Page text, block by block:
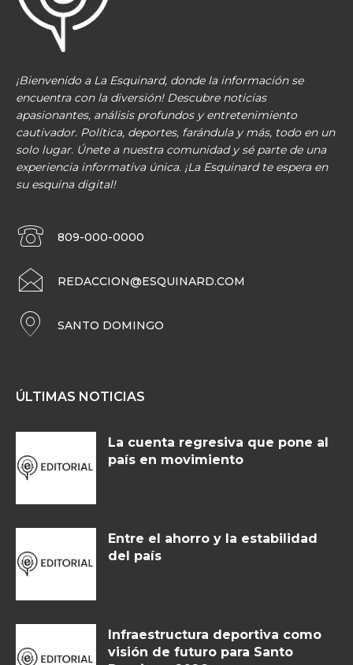
¡Bienvenido a La Esquinard, donde la información se
encuentra con la diversión! Descubre noticias
apasionantes, análisis profundos y entretenimiento
cautivador. Política, deportes, farándula y más, todo en un
solo lugar. Únete a nuestra comunidad y sé parte de una
experiencia informativa única. ¡La Esquinard te espera en
su esquina digital!
809-000-0000
REDACCION@ESQUINARD.COM
SANTO DOMINGO
ÚLTIMAS NOTICIAS
La cuenta regresiva que pone al
país en movimiento
Entre el ahorro y la estabilidad
del país
Infraestructura deportiva como
visión de futuro para Santo